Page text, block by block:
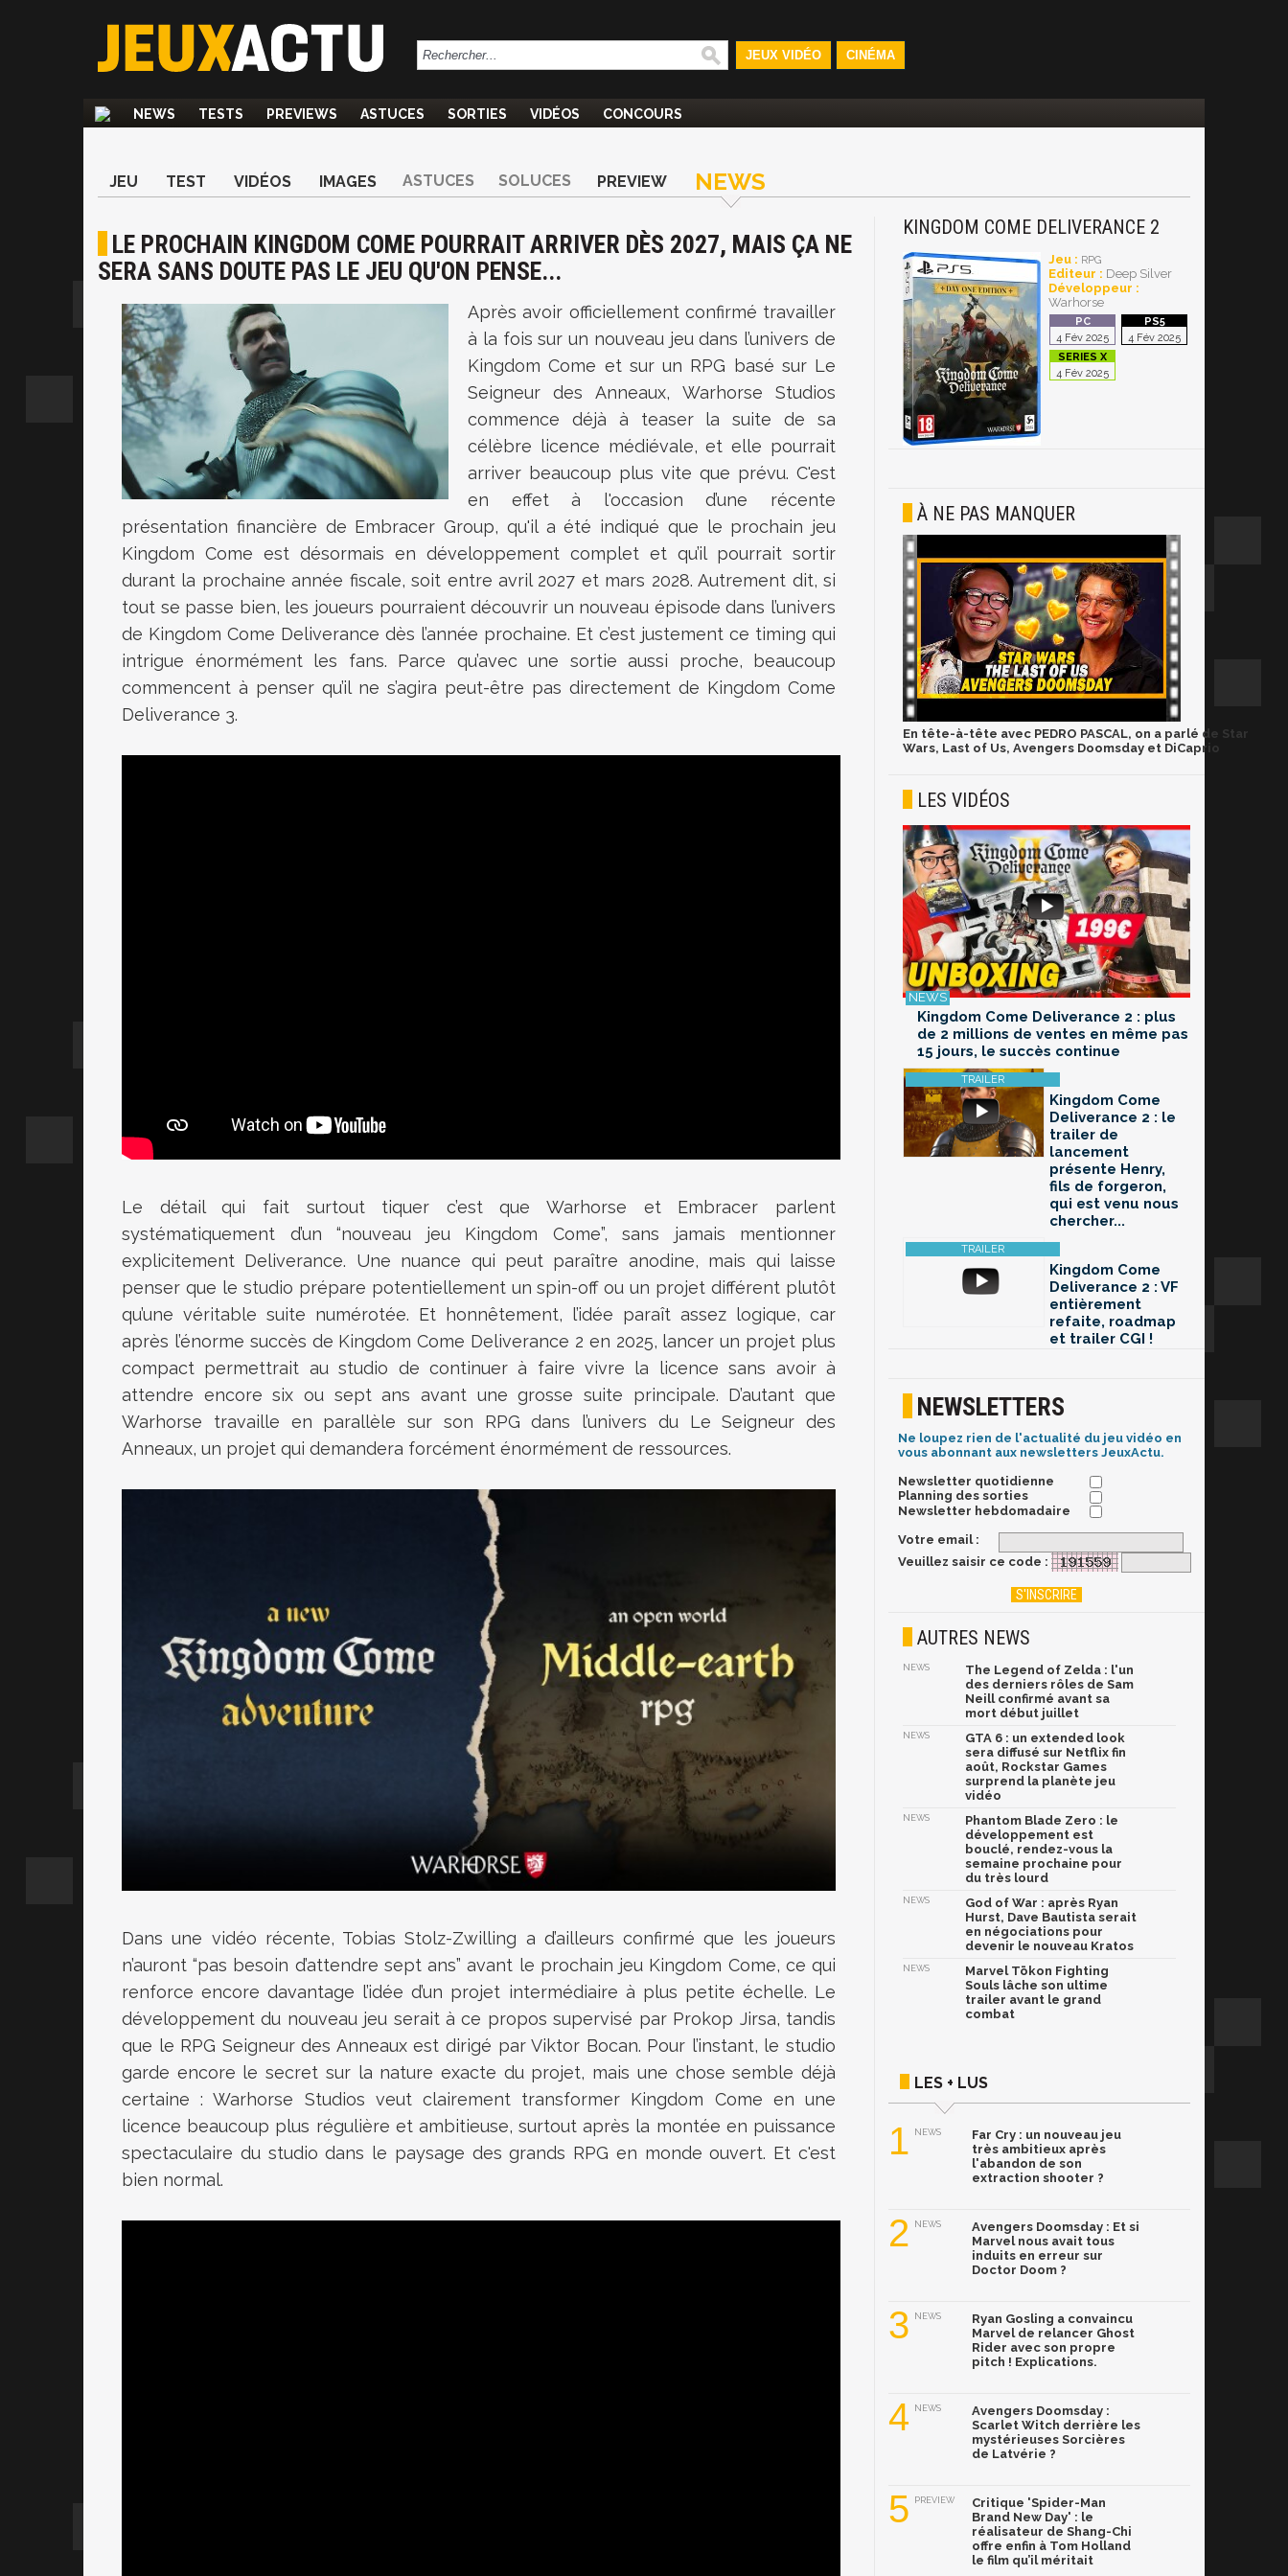
JEUX VIDÉO CINÉMA
NEWS TESTS PREVIEWS ASTUCES SORTIES VIDÉOS CONCOURS
JEU TEST VIDÉOS IMAGES ASTUCES SOLUCES PREVIEW NEWS
LE PROCHAIN KINGDOM COME POURRAIT ARRIVER DÈS 2027, MAIS ÇA NE
SERA SANS DOUTE PAS LE JEU QU'ON PENSE...
Après avoir officiellement confirmé travailler
à la fois sur un nouveau jeu dans l’univers de
Kingdom Come et sur un RPG basé sur Le
Seigneur des Anneaux, Warhorse Studios
commence déjà à teaser la suite de sa
célèbre licence médiévale, et elle pourrait
arriver beaucoup plus vite que prévu. C'est
en effet à l'occasion d’une récente
présentation financière de Embracer Group, qu'il a été indiqué que le prochain jeu
Kingdom Come est désormais en développement complet et qu’il pourrait sortir
durant la prochaine année fiscale, soit entre avril 2027 et mars 2028. Autrement dit, si
tout se passe bien, les joueurs pourraient découvrir un nouveau épisode dans l’univers
de Kingdom Come Deliverance dès l’année prochaine. Et c’est justement ce timing qui
intrigue énormément les fans. Parce qu’avec une sortie aussi proche, beaucoup
commencent à penser qu’il ne s’agira peut-être pas directement de Kingdom Come
Deliverance 3.
Le détail qui fait surtout tiquer c’est que Warhorse et Embracer parlent
systématiquement d’un “nouveau jeu Kingdom Come”, sans jamais mentionner
explicitement Deliverance. Une nuance qui peut paraître anodine, mais qui laisse
penser que le studio prépare potentiellement un spin-off ou un projet différent plutôt
qu’une véritable suite numérotée. Et honnêtement, l’idée paraît assez logique, car
après l’énorme succès de Kingdom Come Deliverance 2 en 2025, lancer un projet plus
compact permettrait au studio de continuer à faire vivre la licence sans avoir à
attendre encore six ou sept ans avant une grosse suite principale. D’autant que
Warhorse travaille en parallèle sur son RPG dans l’univers du Le Seigneur des
Anneaux, un projet qui demandera forcément énormément de ressources.
Dans une vidéo récente, Tobias Stolz-Zwilling a d’ailleurs confirmé que les joueurs
n’auront “pas besoin d’attendre sept ans” avant le prochain jeu Kingdom Come, ce qui
renforce encore davantage l’idée d’un projet intermédiaire à plus petite échelle. Le
développement du nouveau jeu serait à ce propos supervisé par Prokop Jirsa, tandis
que le RPG Seigneur des Anneaux est dirigé par Viktor Bocan. Pour l’instant, le studio
garde encore le secret sur la nature exacte du projet, mais une chose semble déjà
certaine : Warhorse Studios veut clairement transformer Kingdom Come en une
licence beaucoup plus régulière et ambitieuse, surtout après la montée en puissance
spectaculaire du studio dans le paysage des grands RPG en monde ouvert. Et c'est
bien normal.
KINGDOM COME DELIVERANCE 2
Jeu : RPG
Editeur : Deep Silver
Développeur :
Warhorse
4 Fév 2025 4 Fév 2025
4 Fév 2025
À NE PAS MANQUER
En tête-à-tête avec PEDRO PASCAL, on a parlé de Star
Wars, Last of Us, Avengers Doomsday et DiCaprio
LES VIDÉOS
Kingdom Come Deliverance 2 : plus
de 2 millions de ventes en même pas
15 jours, le succès continue
Kingdom Come
Deliverance 2 : le
trailer de
lancement
présente Henry,
fils de forgeron,
qui est venu nous
chercher...
Kingdom Come
Deliverance 2 : VF
entièrement
refaite, roadmap
et trailer CGI !
NEWSLETTERS
Ne loupez rien de l'actualité du jeu vidéo en
vous abonnant aux newsletters JeuxActu.
Newsletter quotidienne
Planning des sorties
Newsletter hebdomadaire
Votre email :
Veuillez saisir ce code :
AUTRES NEWS
NEWS
The Legend of Zelda : l'un
des derniers rôles de Sam
Neill confirmé avant sa
mort début juillet
NEWS
GTA 6 : un extended look
sera diffusé sur Netflix fin
août, Rockstar Games
surprend la planète jeu
vidéo
NEWS
Phantom Blade Zero : le
développement est
bouclé, rendez-vous la
semaine prochaine pour
du très lourd
NEWS
God of War : après Ryan
Hurst, Dave Bautista serait
en négociations pour
devenir le nouveau Kratos
NEWS
Marvel Tōkon Fighting
Souls lâche son ultime
trailer avant le grand
combat
LES + LUS
1 NEWS
Far Cry : un nouveau jeu
très ambitieux après
l'abandon de son
extraction shooter ?
2 NEWS
Avengers Doomsday : Et si
Marvel nous avait tous
induits en erreur sur
Doctor Doom ?
3 NEWS
Ryan Gosling a convaincu
Marvel de relancer Ghost
Rider avec son propre
pitch ! Explications.
4 NEWS
Avengers Doomsday :
Scarlet Witch derrière les
mystérieuses Sorcières
de Latvérie ?
5 PREVIEW
Critique 'Spider-Man
Brand New Day' : le
réalisateur de Shang-Chi
offre enfin à Tom Holland
le film qu’il méritait